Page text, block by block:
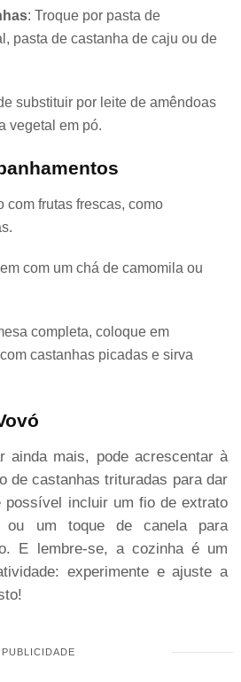
: Troque por pasta de
pasta de castanha de caju ou de
substituir por leite de amêndoas
vegetal em pó.
com frutas frescas, como
com um chá de camomila ou
completa, coloque em
castanhas picadas e sirva
ainda mais, pode acrescentar à
de castanhas trituradas para dar
possível incluir um fio de extrato
ou um toque de canela para
E lembre-se, a cozinha é um
experimente e ajuste a